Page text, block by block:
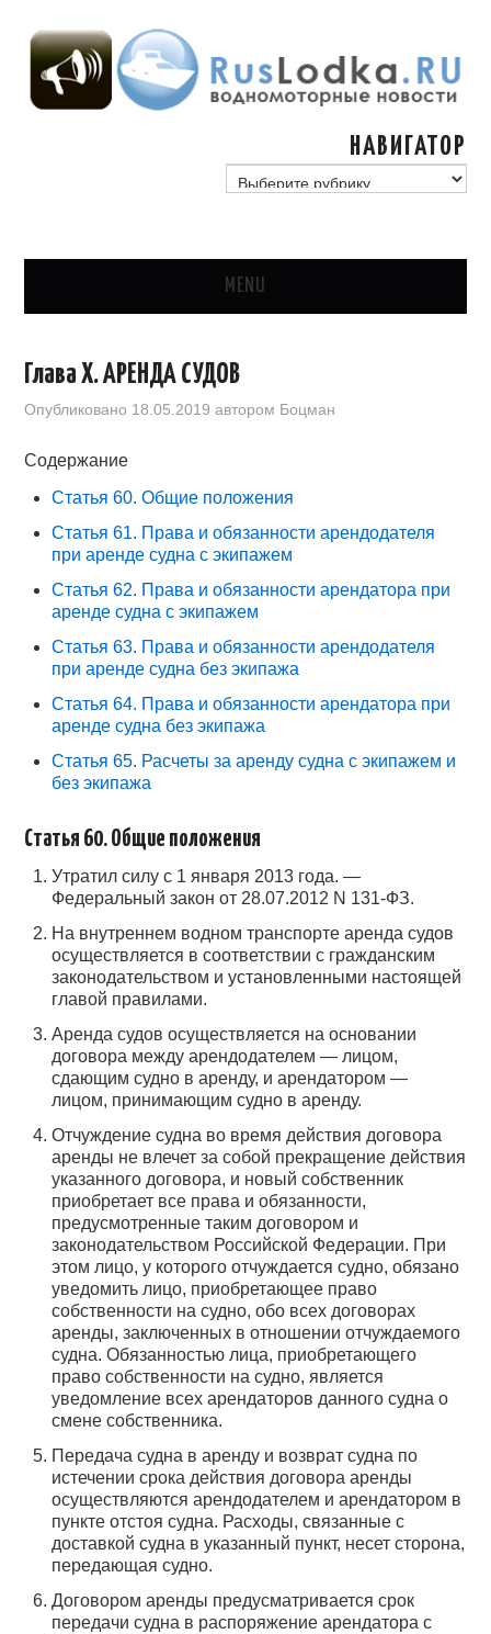
НАВИГАТОР
навигатор
MENU
ГИМС, ГОСУДАРСТВО
ВОПРОСЫ
КОНТАКТЫ
СПРАВОЧНИК
Глава X. АРЕНДА СУДОВ
Опубликовано 18.05.2019 автором Боцман
Содержание
Статья 60. Общие положения
Статья 61. Права и обязанности арендодателя
при аренде судна с экипажем
Статья 62. Права и обязанности арендатора при
аренде судна с экипажем
Статья 63. Права и обязанности арендодателя
при аренде судна без экипажа
Статья 64. Права и обязанности арендатора при
аренде судна без экипажа
Статья 65. Расчеты за аренду судна с экипажем и
без экипажа
Статья 60. Общие положения
Утратил силу с 1 января 2013 года. —
Федеральный закон от 28.07.2012 N 131-ФЗ.
На внутреннем водном транспорте аренда судов
осуществляется в соответствии с гражданским
законодательством и установленными настоящей
главой правилами.
Аренда судов осуществляется на основании
договора между арендодателем — лицом,
сдающим судно в аренду, и арендатором —
лицом, принимающим судно в аренду.
Отчуждение судна во время действия договора
аренды не влечет за собой прекращение действия
указанного договора, и новый собственник
приобретает все права и обязанности,
предусмотренные таким договором и
законодательством Российской Федерации. При
этом лицо, у которого отчуждается судно, обязано
уведомить лицо, приобретающее право
собственности на судно, обо всех договорах
аренды, заключенных в отношении отчуждаемого
судна. Обязанностью лица, приобретающего
право собственности на судно, является
уведомление всех арендаторов данного судна о
смене собственника.
Передача судна в аренду и возврат судна по
истечении срока действия договора аренды
осуществляются арендодателем и арендатором в
пункте отстоя судна. Расходы, связанные с
доставкой судна в указанный пункт, несет сторона,
передающая судно.
Договором аренды предусматривается срок
передачи судна в распоряжение арендатора с